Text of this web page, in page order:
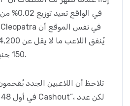
في
150 جنيهًا من العائد المتراكم.